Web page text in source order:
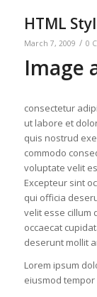
HTML
March 7, 2009 / 0
Image
consectetur
ut labore et
quis nostrud
commodo
voluptate velit
Excepteur sint
qui officia
velit esse cillum
occaecat
deserunt mollit
Lorem ipsum
eiusmod